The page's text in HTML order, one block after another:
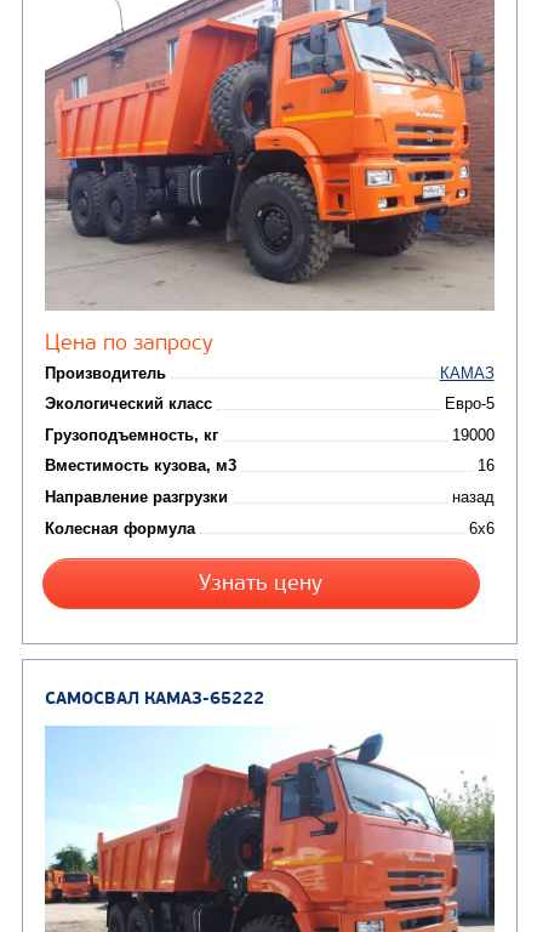
ГРУЗОВЫЕ АВТОМОБИЛИ
Бортовые автомобили (9)
Самосвалы(8)
Седельные тягачи
Автофургоны
(12)
АВТОБУСЫ
(3)
АВТОЦИСТЕРНЫ
CHAMELEON (г. Егорьевск)
(8)
Молоковозы, водовозы(7)
сжиженного
газа(4)
Нефтепромысловые
ПОДЪЕМНО-
ТРАНСПОРТНАЯ
Автокраны(3)
Крано-
установки (КМУ)(36)
КОММУНАЛЬНАЯ
ТЕХНИКА
Комбинированные
Вакуумные машины
Каналопромывочные
САМОСВАЛ КАМАЗ-6522